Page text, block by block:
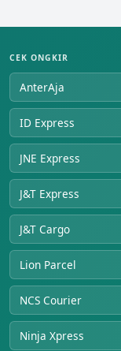
CEK ONGKIR
AnterAja
ID Express
JNE Express
J&T Express
J&T Cargo
Lion Parcel
NCS Courier
Ninja Xpress